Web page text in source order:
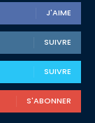
J'AIME
SUIVRE
SUIVRE
S'ABONNER